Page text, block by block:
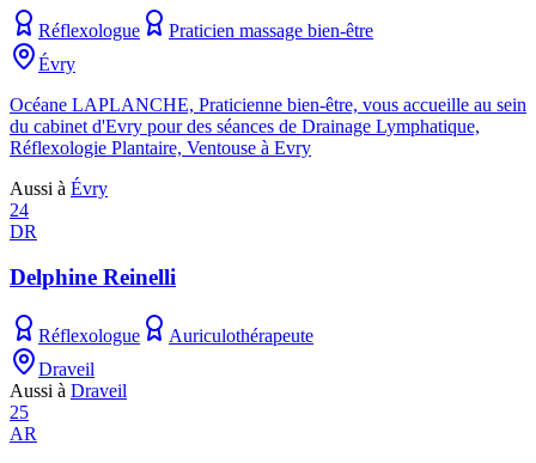
Réflexologue
Praticien massage bien-être
Évry
Océane LAPLANCHE, Praticienne bien-être, vous accueille au sein
du cabinet d'Evry pour des séances de Drainage Lymphatique,
Réflexologie Plantaire, Ventouse à Evry
Aussi à Évry
24
DR
Delphine Reinelli
Réflexologue
Auriculothérapeute
Draveil
Aussi à Draveil
25
AR